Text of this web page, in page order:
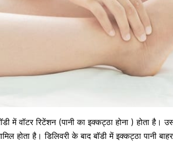
मेंवॉटर रिटेंशन(पानी का इक्कट्ठा होना ) होता है।
होता है। डिलिवरी के बाद बॉडी में इक्कट्ठा पानी